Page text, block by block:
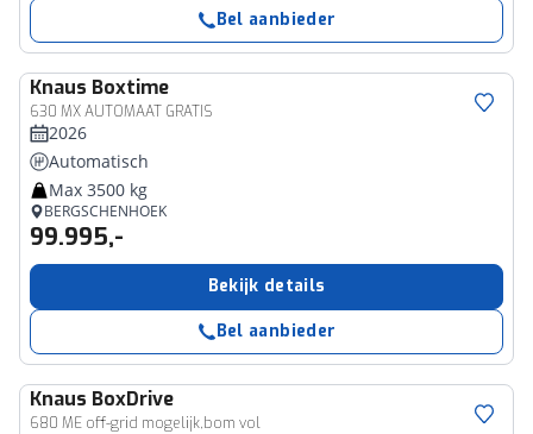
Bel aanbieder
Knaus Boxtime
630 MX AUTOMAAT GRATIS
2026
Automatisch
Max 3500 kg
BERGSCHENHOEK
99.995,-
Bekijk details
Bel aanbieder
Knaus BoxDrive
680 ME off-grid mogelijk,bom vol